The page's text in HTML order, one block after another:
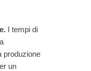
I tempi di
produzione
un